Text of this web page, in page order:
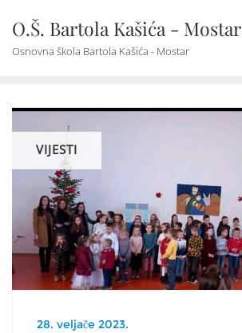
content
O.Š. Bartola Kašića - Mostar
Osnovna škola Bartola Kašića - Mostar
VIJESTI
28. veljače 2023.